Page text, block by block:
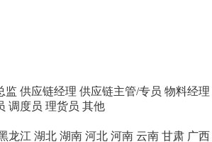
监 供应链经理 供应链主管/专员 物料经理
调度员 理货员 其他
龙江 湖北 湖南 河北 河南 云南 甘肃 广西